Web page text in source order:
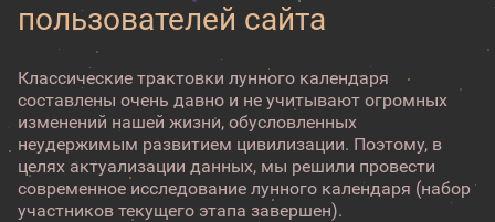
пользователей сайта
Классические трактовки лунного календаря
составлены очень давно и не учитывают огромных
изменений нашей жизни, обусловленных
неудержимым развитием цивилизации. Поэтому, в
целях актуализации данных, мы решили провести
современное исследование лунного календаря (набор
участников текущего этапа завершен).